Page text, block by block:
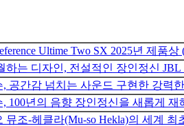
Ultime Two SX 2025년 제품상
하는 디자인, 전설적인 장인정신 JBL
공간감 넘치는 사운드 구현한 강력
100년의 음향 장인정신을 새롭게 재
뮤조-헤클라(Mu-so Hekla)의 세계 최